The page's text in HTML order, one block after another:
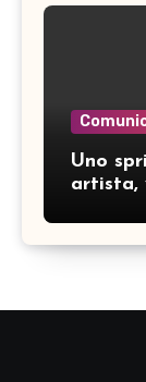
Uno
artista,